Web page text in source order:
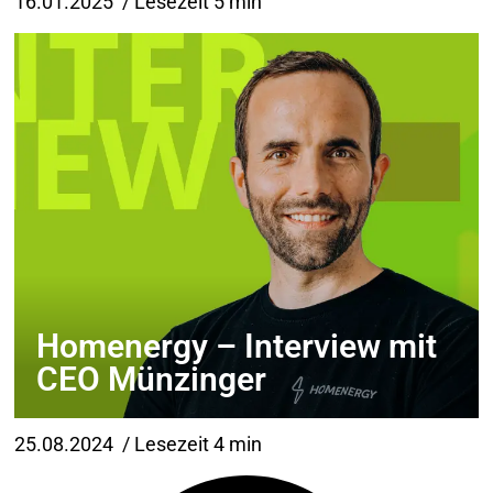
Homenergy – Interview mit
CEO Münzinger
25.08.2024 / Lesezeit 4 min